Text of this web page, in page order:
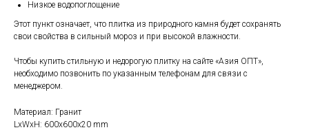
Низкое водопоглощение
Этот пункт означает, что плитка из природного камня будет сохранять
свои свойства в сильный мороз и при высокой влажности.
Чтобы купить стильную и недорогую плитку на сайте «Азия ОПТ»,
необходимо позвонить по указанным телефонам для связи с
менеджером.
Материал: Гранит
LxWxH: 600x600x20 mm